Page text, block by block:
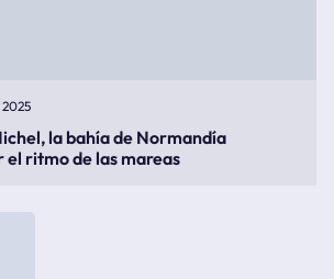
la bahía de Normandía
ritmo de las mareas